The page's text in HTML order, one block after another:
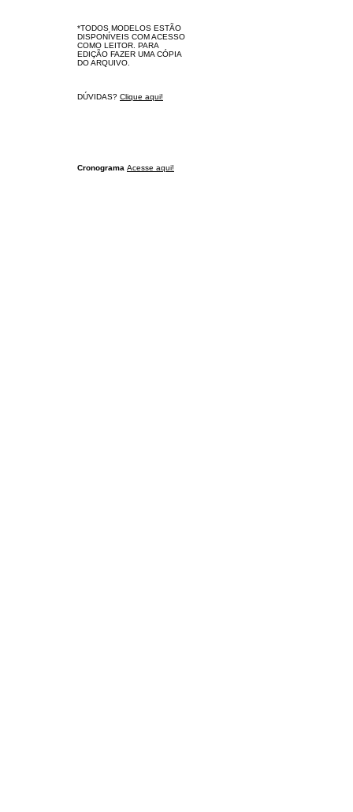
*TODOS MODELOS ESTÃO
DISPONÍVEIS COM ACESSO
COMO LEITOR. PARA
EDIÇÃO FAZER UMA CÓPIA
DO ARQUIVO.
DÚVIDAS? Clique aqui!
Cronograma Acesse aqui!